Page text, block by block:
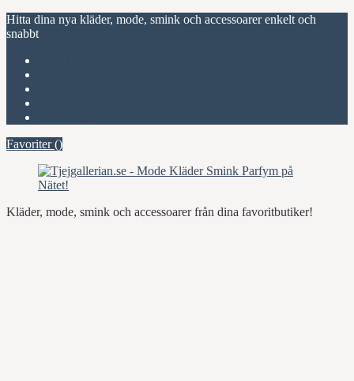
Hitta dina nya kläder, mode, smink och accessoarer enkelt och
snabbt
Favoriter ()
Kläder, mode, smink och accessoarer från dina favoritbutiker!